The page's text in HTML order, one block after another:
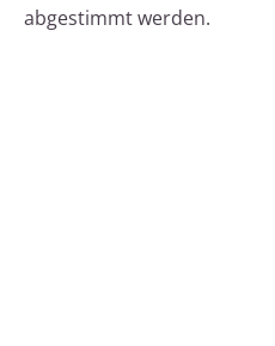
abgestimmt werden.